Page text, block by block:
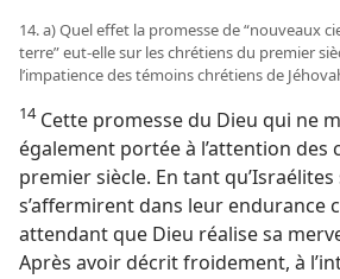
14. a) Quel effet la promesse de “nouveaux
terre” eut-​elle sur les chrétiens du premier
l’impatience des témoins chrétiens de
14Cette promesse du Dieu qui ne
également portée à l’attention des
premier siècle. En tant
s’affermirent dans leur endurance
attendant que Dieu réalise sa
Après avoir décrit froidement, à